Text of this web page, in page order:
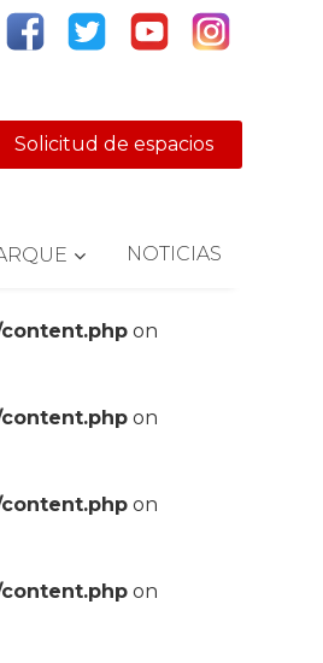
Solicitud de espacios
NOTICIAS
on
on
on
on